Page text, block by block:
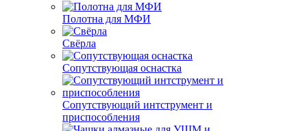
Полотна для МФИ
Свёрла
Сопутствующая оснастка
Сопутствующий интструмент и
приспособления